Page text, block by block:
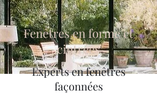
Fenêtres en forme et
cintrées
Experts en fenêtres
façonnées